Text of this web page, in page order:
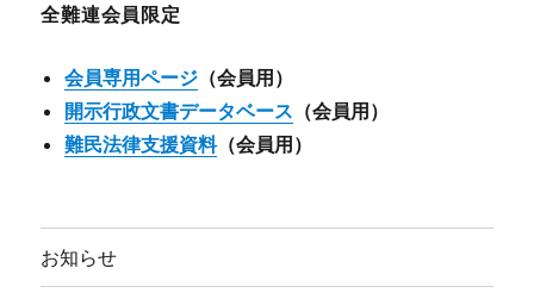
ブ
全難連会員限定
会員専用ページ （会員用）
開示行政文書データベース （会員用）
難民法律支援資料（会員用）
お知らせ